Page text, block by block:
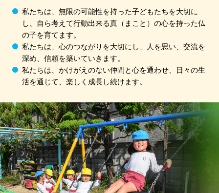
私たちは、無限の可能性を持った子どもたちを大切に
し、自ら考えて行動出来る真（まこと）の心を持った仏
の子を育てます。
私たちは、心のつながりを大切にし、人を思い、交流を
深め、信頼を築いていきます。
私たちは、かけがえのない仲間と心を通わせ、日々の生
活を通じて、楽しく成長し続けます。